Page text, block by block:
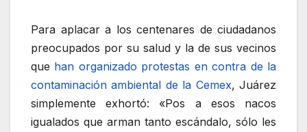
Para aplacar a los centenares de ciudadanos
preocupados por su salud y la de sus vecinos
que han organizado protestas en contra de la
contaminación ambiental de la Cemex, Juárez
simplemente exhortó: «Pos a esos nacos
igualados que arman tanto escándalo, sólo les